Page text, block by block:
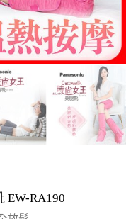
EW-RA190